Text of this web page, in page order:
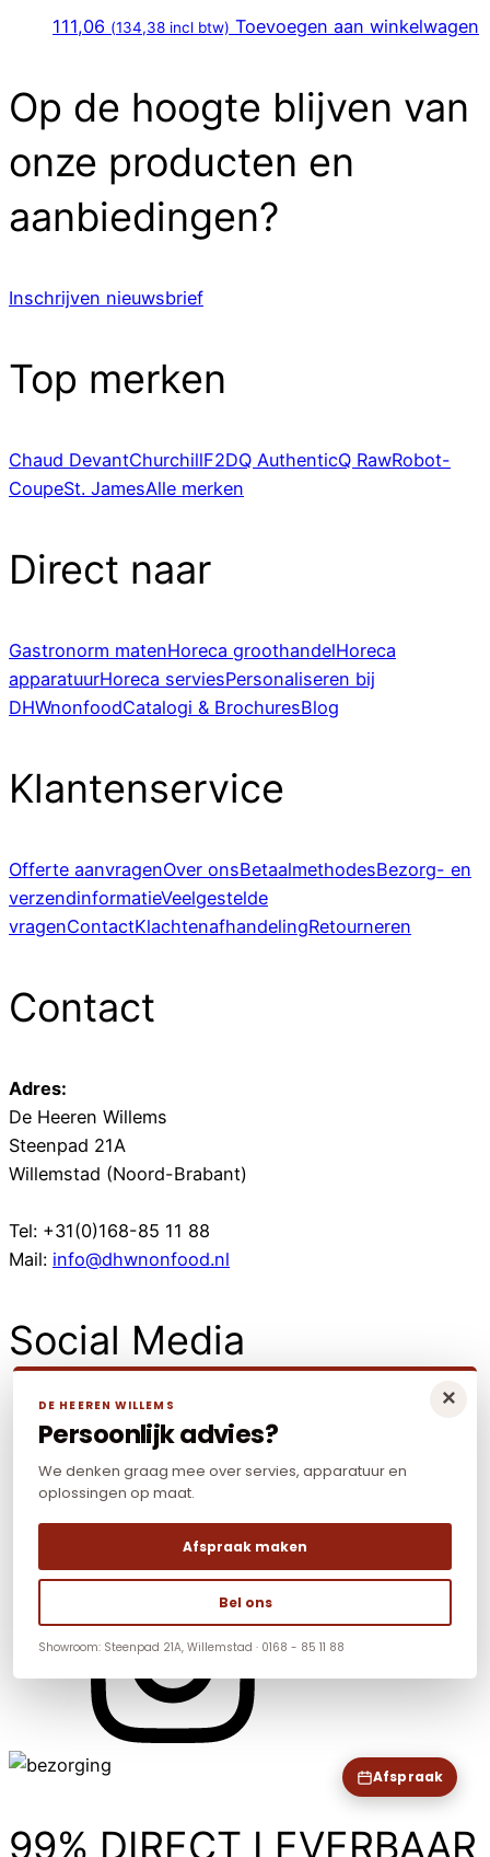
111,06 (134,38 incl btw) Toevoegen aan winkelwagen
Op de hoogte blijven van
onze producten en
aanbiedingen?
Inschrijven nieuwsbrief
Top merken
Chaud DevantChurchillF2DQ AuthenticQ RawRobot-
CoupeSt. JamesAlle merken
Direct naar
Gastronorm matenHoreca groothandelHoreca
apparatuurHoreca serviesPersonaliseren bij
DHWnonfoodCatalogi & BrochuresBlog
Klantenservice
Offerte aanvragenOver onsBetaalmethodesBezorg- en
verzendinformatieVeelgestelde
vragenContactKlachtenafhandelingRetourneren
Contact
Adres:
De Heeren Willems
Steenpad 21A
Willemstad (Noord-Brabant)
Tel: +31(0)168-85 11 88
Mail: info@dhwnonfood.nl
Social Media
99% DIRECT LEVERBAAR
Afspraak
×
DE HEEREN WILLEMS
Persoonlijk advies?
We denken graag mee over servies, apparatuur en
oplossingen op maat.
Afspraak maken
Bel ons
Showroom: Steenpad 21A, Willemstad · 0168 - 85 11 88